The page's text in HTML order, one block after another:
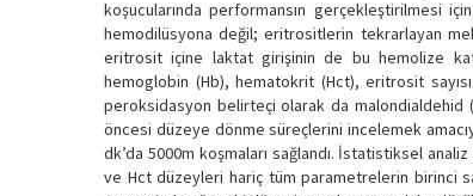
koşucularında performansın gerçekleştirilmesi
hemodilüsyona değil; eritrositlerin tekrarlayan
eritrosit içine laktat girişinin de bu hemolize
hemoglobin (Hb), hematokrit (Hct), eritrosit
peroksidasyon belirteçi olarak da malondialdehid
öncesi düzeye dönme süreçlerini incelemek
dk’da 5000m koşmaları sağlandı. İstatistiksel
ve Hct düzeyleri hariç tüm parametrelerin birinci